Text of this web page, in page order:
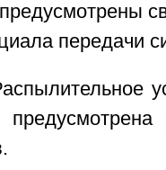
передачи